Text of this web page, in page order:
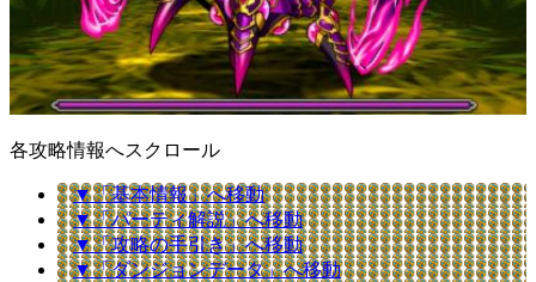
各攻略情報へスクロール
▼「基本情報」へ移動
▼「パーティ解説」へ移動
▼「攻略の手引き」へ移動
▼「ダンジョンデータ」へ移動